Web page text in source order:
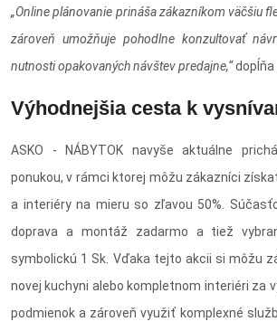
„Online plánovanie prináša zákazníkom väčšiu
zároveň umožňuje pohodlne konzultovať
nutnosti opakovaných návštev predajne,“dopĺňa
Výhodnejšia cesta k
ASKO - NÁBYTOK navyše aktuálne
ponukou, v rámci ktorej môžu zákazníci
a interiéry na mieru so zľavou 50%.
doprava a montáž zadarmo a tiež
symbolickú 1 Sk. Vďaka tejto akcii si môžu
novej kuchyni alebo kompletnom interiéri za
podmienok a zároveň využiť komplexné